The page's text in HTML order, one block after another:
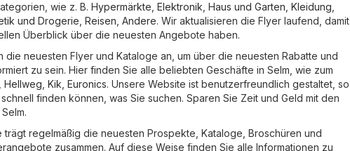
wie z. B. Hypermärkte Elektronik Haus und Garten Kleidung,
und Drogerie Reisen Andere. Wir aktualisieren die Flyer laufend, damit
Überblick über die neuesten Angebote haben.
die neuesten Flyer und Kataloge an, um über die neuesten Rabatte und
zu sein. Hier finden Sie alle beliebten Geschäfte in Selm, wie zum
Hellweg Kik Euronics. Unsere Website ist benutzerfreundlich gestaltet, so
finden können, was Sie suchen. Sparen Sie Zeit und Geld mit den
trägt regelmäßig die neuesten Prospekte, Kataloge, Broschüren und
zusammen. Auf diese Weise finden Sie alle Informationen zu